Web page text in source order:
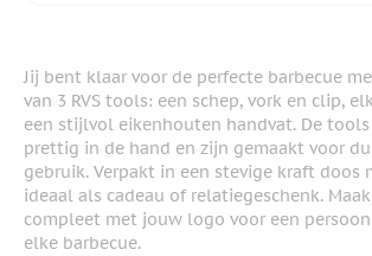
Jij bent klaar voor de perfecte barbecue
van 3 RVS tools: een schep, vork en clip,
een stijlvol eikenhouten handvat. De
prettig in de hand en zijn gemaakt voor
gebruik. Verpakt in een stevige kraft doos
ideaal als cadeau of relatiegeschenk.
compleet met jouw logo voor een
elke barbecue.